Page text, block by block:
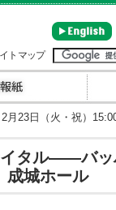
トマップ
月23日（火・祝）
タル――バッ
城ホール